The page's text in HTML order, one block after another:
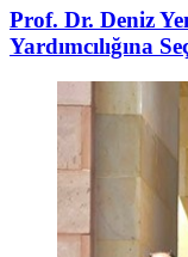
Prof. Dr. Deniz
Yardımcılığına